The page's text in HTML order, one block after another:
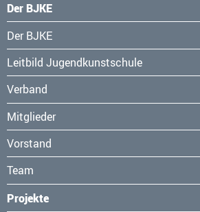
Der BJKE
Navigation
überspringen
Der BJKE
Leitbild Jugendkunstschule
Verband
Mitglieder
Vorstand
Team
Projekte